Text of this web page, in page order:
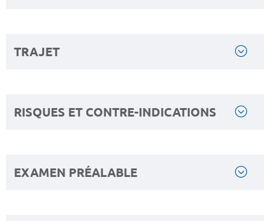
TRAJET
RISQUES ET CONTRE-INDICATIONS
EXAMEN PRÉALABLE